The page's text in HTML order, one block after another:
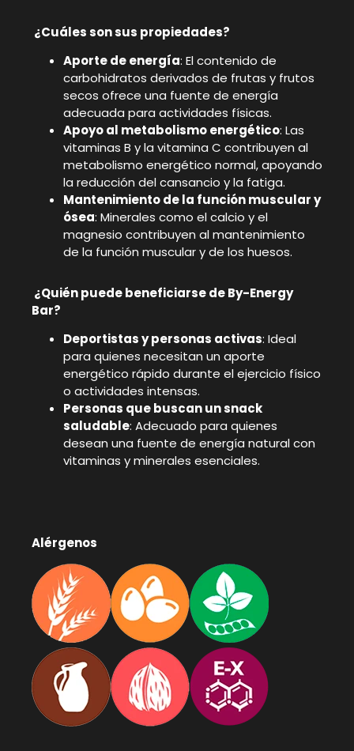
¿Cuáles son sus propiedades?
Aporte de energía: El contenido de
carbohidratos derivados de frutas y frutos
secos ofrece una fuente de energía
adecuada para actividades físicas.
Apoyo al metabolismo energético: Las
vitaminas B y la vitamina C contribuyen al
metabolismo energético normal, apoyando
la reducción del cansancio y la fatiga.
Mantenimiento de la función muscular y
ósea: Minerales como el calcio y el
magnesio contribuyen al mantenimiento
de la función muscular y de los huesos.
¿Quién puede beneficiarse de By-Energy
Bar?
Deportistas y personas activas: Ideal
para quienes necesitan un aporte
energético rápido durante el ejercicio físico
o actividades intensas.
Personas que buscan un snack
saludable: Adecuado para quienes
desean una fuente de energía natural con
vitaminas y minerales esenciales.
Alérgenos